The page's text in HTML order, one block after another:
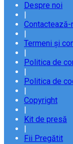
Despre noi
|
Contactează-
|
Termeni și
|
Politica de
|
Politica de
|
Copyright
|
Kit de presă
|
Fii Pregătit